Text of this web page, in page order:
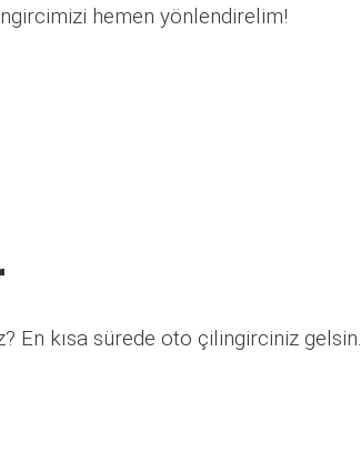
hemen yönlendirelim!
En kısa sürede oto çilingirciniz gelsin.